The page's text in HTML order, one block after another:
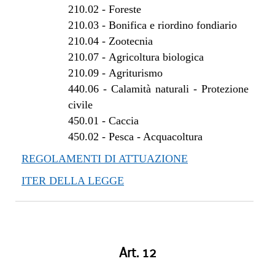
210.02 - Foreste
210.03- Bonifica e riordino fondiario
210.04- Zootecnia
210.07- Agricoltura biologica
210.09- Agriturismo
440.06- Calamità naturali - Protezione
civile
450.01 - Caccia
450.02 - Pesca - Acquacoltura
REGOLAMENTI DI ATTUAZIONE
ITER DELLA LEGGE
Art. 12